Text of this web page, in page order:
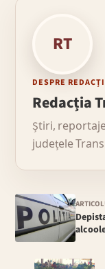
RT
DESPRE
Redacția
Știri,
județele